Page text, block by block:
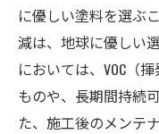
に優しい塗料を選ぶ
減は、地球に優しい
においては、VOC（
ものや、長期間持続
た、施工後のメンテ